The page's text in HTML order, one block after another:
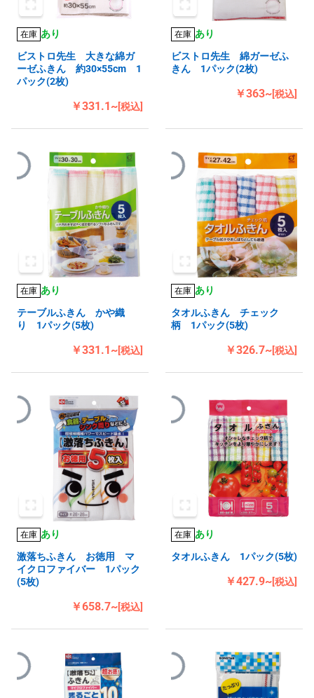
在庫 あり
ビストロ先生 大きな綿ガ
ーゼふきん 約30×55cm 1
パック(2枚)
￥331.1~[税込]
在庫 あり
ビストロ先生 綿ガーゼふ
きん 1パック(2枚)
￥363~[税込]
在庫 あり
テーブルふきん かや織
り 1パック(5枚)
￥331.1~[税込]
在庫 あり
タオルふきん チェック
柄 1パック(5枚)
￥326.7~[税込]
在庫 あり
激落ちふきん お徳用 マ
イクロファイバー 1パック
(5枚)
￥658.7~[税込]
在庫 あり
タオルふきん 1パック(5枚)
￥427.9~[税込]